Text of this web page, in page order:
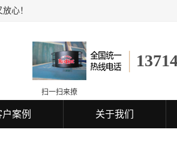
心！
扫一扫来撩
户案例 关于我们